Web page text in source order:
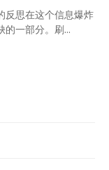
反思在这个信息爆炸
的一部分。刷...